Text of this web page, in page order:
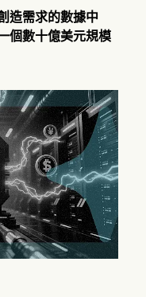
造需求的數據中
個數十億美元規模